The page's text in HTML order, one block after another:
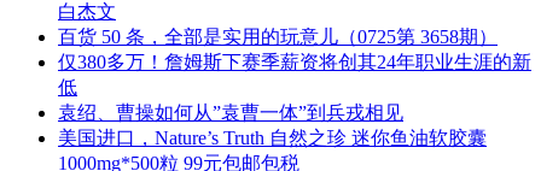
白杰文
百货 50 条，全部是实用的玩意儿（0725第 3658期）
仅380多万！詹姆斯下赛季薪资将创其24年职业生涯的新
低
袁绍、曹操如何从”袁曹一体”到兵戎相见
美国进口，Nature’s Truth 自然之珍 迷你鱼油软胶囊
1000mg*500粒 99元包邮包税